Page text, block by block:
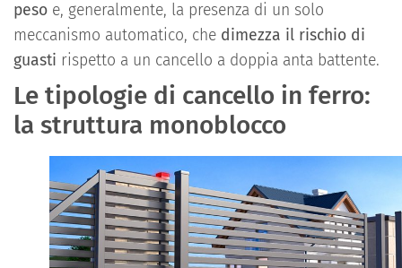
peso e, generalmente, la presenza di un solo
meccanismo automatico, che dimezza il rischio di
guasti rispetto a un cancello a doppia anta battente.
Le tipologie di cancello in ferro:
la struttura monoblocco